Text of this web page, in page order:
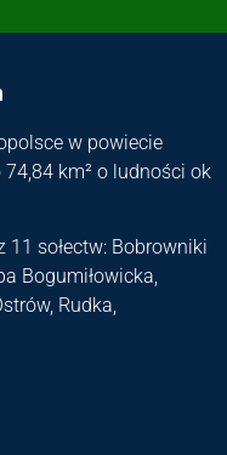
w powiecie
km² o ludności ok
11 sołectw: Bobrowniki
Bogumiłowicka,
Rudka,